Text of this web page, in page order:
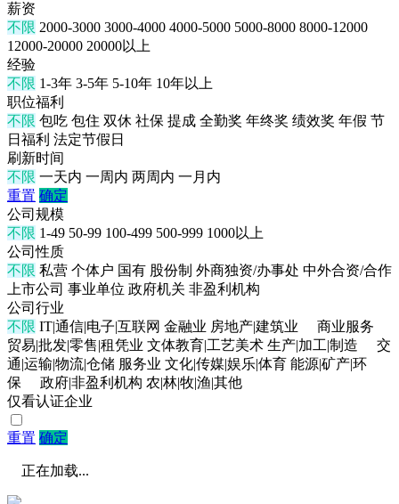
薪资
不限 2000-3000 3000-4000 4000-5000 5000-8000 8000-12000
12000-20000 20000以上
经验
不限 1-3年 3-5年 5-10年 10年以上
职位福利
不限 包吃 包住 双休 社保 提成 全勤奖 年终奖 绩效奖 年假 节
日福利 法定节假日
刷新时间
不限 一天内 一周内 两周内 一月内
重置 确定
公司规模
不限 1-49 50-99 100-499 500-999 1000以上
公司性质
不限 私营 个体户 国有 股份制 外商独资/办事处 中外合资/合作
上市公司 事业单位 政府机关 非盈利机构
公司行业
不限 IT|通信|电子|互联网 金融业 房地产|建筑业
商业服务
贸易|批发|零售|租凭业 文体教育|工艺美术 生产|加工|制造
交
通|运输|物流|仓储 服务业 文化|传媒|娱乐|体育 能源|矿产|环
保
政府|非盈利机构 农|林|牧|渔|其他
仅看认证企业
重置 确定
正在加载...